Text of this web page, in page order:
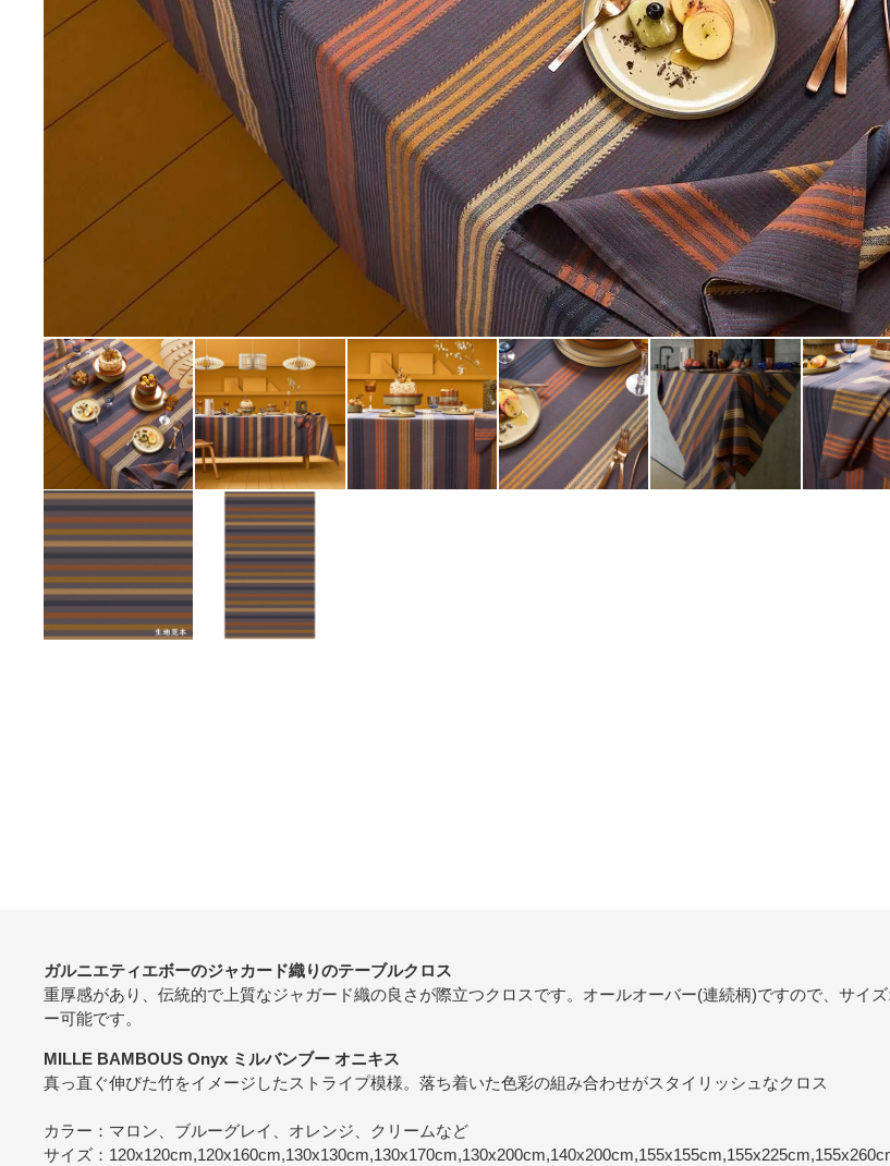
ガルニエティエボーのジャカード織りのテーブルクロス
重厚感があり、伝統的で上質なジャガード織の良さが際立つクロスです。オールオーバー(連続柄)ですので、サイ
ー可能です。
MILLE BAMBOUS Onyx ミルバンブー オニキス
真っ直ぐ伸びた竹をイメージしたストライプ模様。落ち着いた色彩の組み合わせがスタイリッシュなクロス
カラー：マロン、ブルーグレイ、オレンジ、クリームなど
サイズ：